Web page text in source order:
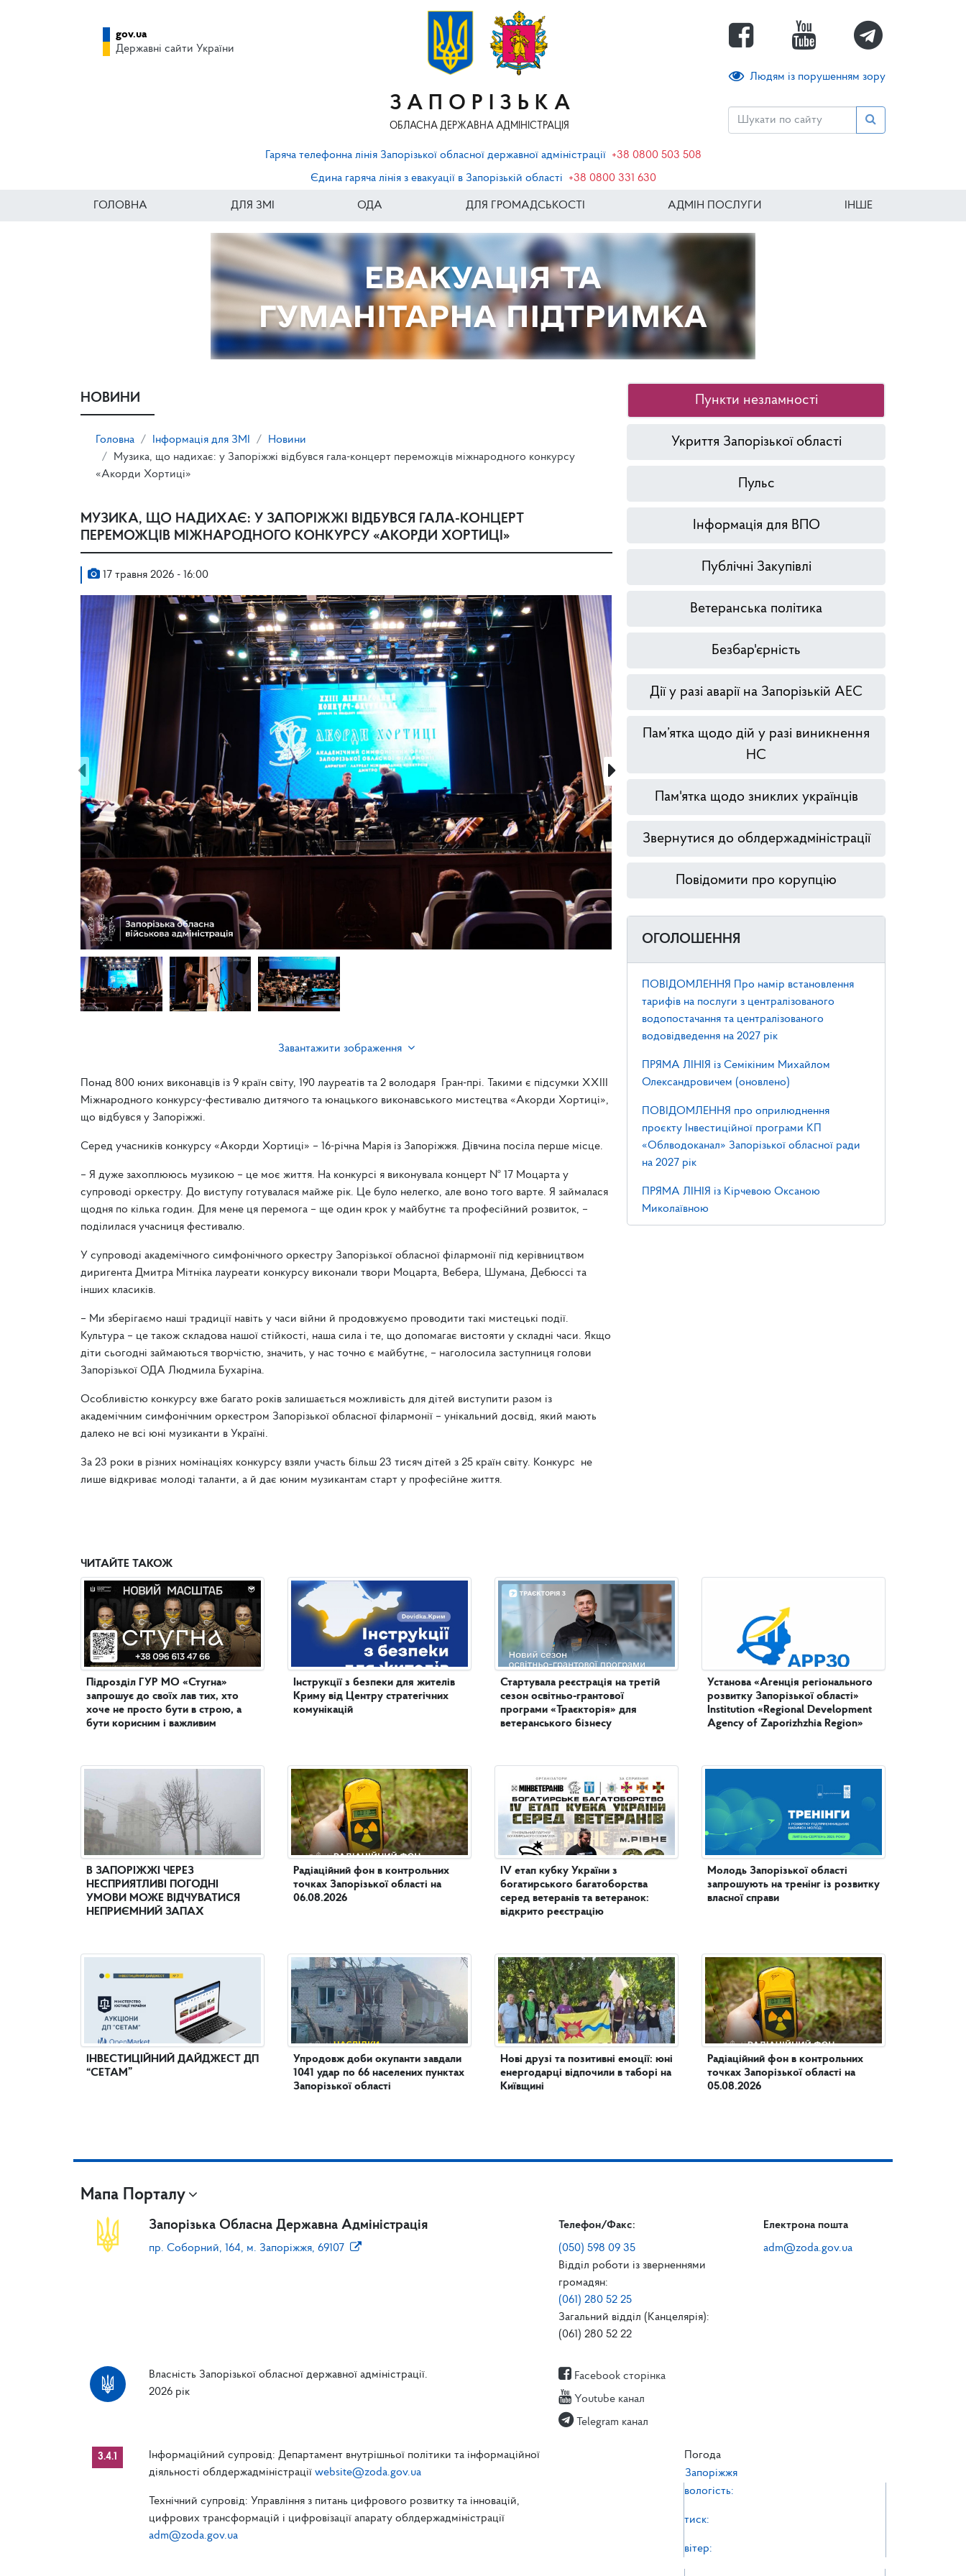
ЗАПОРІЗЬКА
ОБЛАСНА ДЕРЖАВНА АДМІНІСТРАЦІЯ
Людям із порушенням зору
gov.ua
Державні сайти України
Гаряча телефонна лінія Запорізької обласної державної адміністрації +38 0800 503 508
Єдина гаряча лінія з евакуації в Запорізькій області
+38 0800 331 630
ГОЛОВНА ДЛЯ ЗМІ ОДА ДЛЯ ГРОМАДСЬКОСТІ АДМІН ПОСЛУГИ ІНШЕ
НОВИНИ
Головна Інформація для ЗМІ
Новини
Музика, що надихає: у Запоріжжі відбувся гала-концерт переможців міжнародного конкурсу
«Акорди Хортиці»
МУЗИКА, ЩО НАДИХАЄ: У ЗАПОРІЖЖІ ВІДБУВСЯ ГАЛА-КОНЦЕРТ
ПЕРЕМОЖЦІВ МІЖНАРОДНОГО КОНКУРСУ «АКОРДИ ХОРТИЦІ»
17 травня 2026 - 16:00
Завантажити зображення
Понад 800 юних виконавців із 9 країн світу, 190 лауреатів та 2 володаря Гран-прі. Такими є підсумки ХХІІІ
Міжнародного конкурсу-фестивалю дитячого та юнацького виконавського мистецтва «Акорди Хортиці»,
що відбувся у Запоріжжі.
Серед учасників конкурсу «Акорди Хортиці» – 16-річна Марія із Запоріжжя. Дівчина посіла перше місце.
– Я дуже захоплююсь музикою – це моє життя. На конкурсі я виконувала концерт № 17 Моцарта у
супроводі оркестру. До виступу готувалася майже рік. Це було нелегко, але воно того варте. Я займалася
щодня по кілька годин. Для мене ця перемога – ще один крок у майбутнє та професійний розвиток, –
поділилася учасниця фестивалю.
У супроводі академічного симфонічного оркестру Запорізької обласної філармонії під керівництвом
диригента Дмитра Мітніка лауреати конкурсу виконали твори Моцарта, Вебера, Шумана, Дебюссі та
інших класиків.
– Ми зберігаємо наші традиції навіть у часи війни й продовжуємо проводити такі мистецькі події.
Культура – це також складова нашої стійкості, наша сила і те, що допомагає вистояти у складні часи. Якщо
діти сьогодні займаються творчістю, значить, у нас точно є майбутнє, – наголосила заступниця голови
Запорізької ОДА Людмила Бухаріна.
Особливістю конкурсу вже багато років залишається можливість для дітей виступити разом із
академічним симфонічним оркестром Запорізької обласної філармонії – унікальний досвід, який мають
далеко не всі юні музиканти в Україні.
За 23 роки в різних номінаціях конкурсу взяли участь більш 23 тисяч дітей з 25 країн світу. Конкурс не
лише відкриває молоді таланти, а й дає юним музикантам старт у професійне життя.
Пункти незламності
Укриття Запорізької області
Пульс
Інформація для ВПО
Публічні Закупівлі
Ветеранська політика
Безбар'єрність
Дії у разі аварії на Запорізькій АЕС
Пам’ятка щодо дій у разі виникнення
НС
Пам'ятка щодо зниклих українців
Звернутися до облдержадміністрації
Повідомити про корупцію
ОГОЛОШЕННЯ
ПОВІДОМЛЕННЯ Про намір встановлення
тарифів на послуги з централізованого
водопостачання та централізованого
водовідведення на 2027 рік
ПРЯМА ЛІНІЯ із Семікіним Михайлом
Олександровичем (оновлено)
ПОВІДОМЛЕННЯ про оприлюднення
проєкту Інвестиційної програми КП
«Облводоканал» Запорізької обласної ради
на 2027 рік
ПРЯМА ЛІНІЯ із Кірчевою Оксаною
Миколаївною
ЧИТАЙТЕ ТАКОЖ
Підрозділ ГУР МО «Стугна»
запрошує до своїх лав тих, хто
хоче не просто бути в строю, а
бути корисним і важливим
В ЗАПОРІЖЖІ ЧЕРЕЗ
НЕСПРИЯТЛИВІ ПОГОДНІ
УМОВИ МОЖЕ ВІДЧУВАТИСЯ
НЕПРИЄМНИЙ ЗАПАХ
ІНВЕСТИЦІЙНИЙ ДАЙДЖЕСТ ДП
“СЕТАМ”
Інструкції з безпеки для жителів
Криму від Центру стратегічних
комунікацій
Радіаційний фон в контрольних
точках Запорізької області на
06.08.2026
Упродовж доби окупанти завдали
1041 удар по 66 населених пунктах
Запорізької області
Стартувала реєстрація на третій
сезон освітньо-грантової
програми «Траєкторія» для
ветеранського бізнесу
IV етап кубку України з
богатирського багатоборства
серед ветеранів та ветеранок:
відкрито реєстрацію
Нові друзі та позитивні емоції: юні
енергодарці відпочили в таборі на
Київщині
Установа «Агенція регіонального
розвитку Запорізької області»
Institution «Regional Development
Agency of Zaporizhzhia Region»
Молодь Запорізької області
запрошують на тренінг із розвитку
власної справи
Радіаційний фон в контрольних
точках Запорізької області на
05.08.2026
Мапа Порталу
Запорізька Обласна Державна Адміністрація
пр. Соборний, 164, м. Запоріжжя, 69107
Телефон/Факс:
(050) 598 09 35
Відділ роботи із зверненнями
громадян:
(061) 280 52 25
Загальний відділ (Канцелярія):
(061) 280 52 22
Електрона пошта
adm@zoda.gov.ua
Власність Запорізької обласної державної адміністрації.
2026 рік
Facebook сторінка
Youtube канал
Telegram канал
3.4.1
Інформаційний супровід: Департамент внутрішньої політики та інформаційної
діяльності облдержадміністрації website@zoda.gov.ua
Технічний супровід: Управління з питань цифрового розвитку та інновацій,
цифрових трансформацій і цифровізації апарату облдержадміністрації
adm@zoda.gov.ua
Погода
Запоріжжя
вологість:
тиск:
вітер: